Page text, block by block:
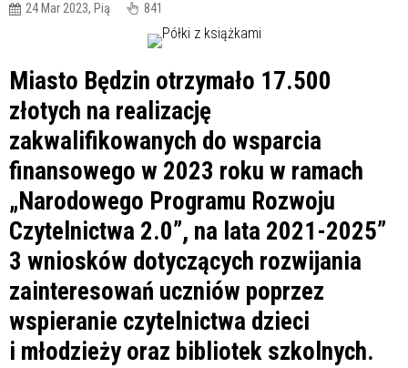
24 Mar 2023, Pią 841
Miasto Będzin otrzymało 17.500
złotych na realizację
zakwalifikowanych do wsparcia
finansowego w 2023 roku w ramach
„Narodowego Programu Rozwoju
Czytelnictwa 2.0”, na lata 2021-2025”
3 wniosków dotyczących rozwijania
zainteresowań uczniów poprzez
wspieranie czytelnictwa dzieci
i młodzieży oraz bibliotek szkolnych.